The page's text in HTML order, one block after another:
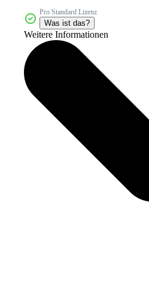
Pro Standard Lizenz
Was ist das?
Weitere Informationen